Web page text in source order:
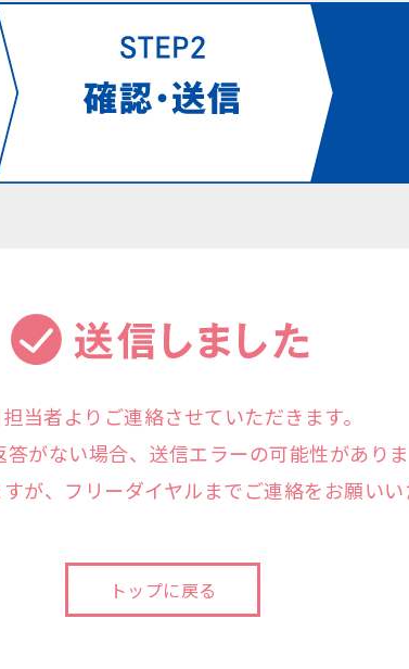
当者よりご連絡させていただきます。
がない場合、送信エラーの可能性がありま
が、フリーダイヤルまでご連絡をお願いい
トップに戻る